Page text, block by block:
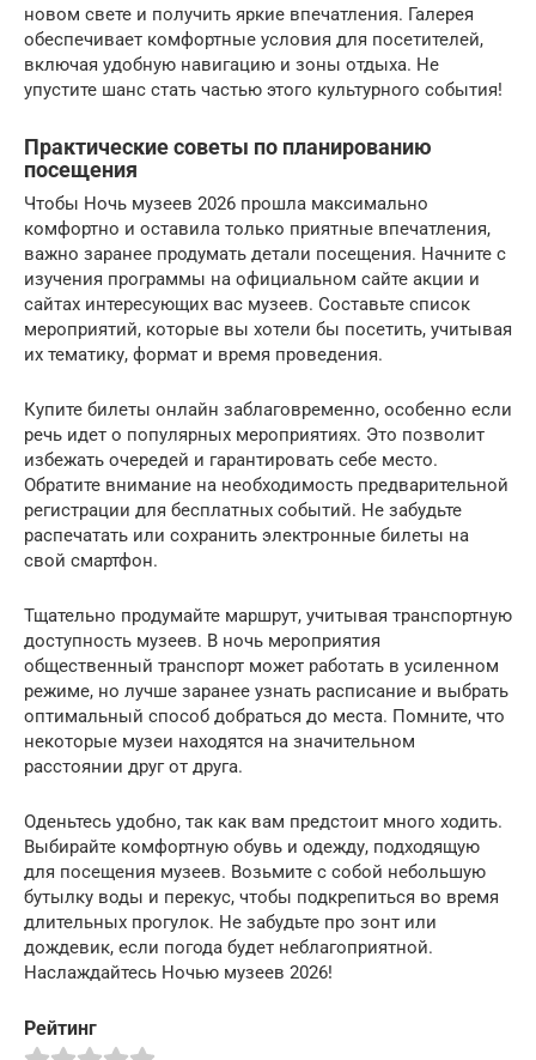
новом свете и получить яркие впечатления. Галерея
обеспечивает комфортные условия для посетителей,
включая удобную навигацию и зоны отдыха. Не
упустите шанс стать частью этого культурного события!
Практические советы по планированию
посещения
Чтобы Ночь музеев 2026 прошла максимально
комфортно и оставила только приятные впечатления,
важно заранее продумать детали посещения. Начните с
изучения программы на официальном сайте акции и
сайтах интересующих вас музеев. Составьте список
мероприятий, которые вы хотели бы посетить, учитывая
их тематику, формат и время проведения.
Купите билеты онлайн заблаговременно, особенно если
речь идет о популярных мероприятиях. Это позволит
избежать очередей и гарантировать себе место.
Обратите внимание на необходимость предварительной
регистрации для бесплатных событий. Не забудьте
распечатать или сохранить электронные билеты на
свой смартфон.
Тщательно продумайте маршрут, учитывая транспортную
доступность музеев. В ночь мероприятия
общественный транспорт может работать в усиленном
режиме, но лучше заранее узнать расписание и выбрать
оптимальный способ добраться до места. Помните, что
некоторые музеи находятся на значительном
расстоянии друг от друга.
Оденьтесь удобно, так как вам предстоит много ходить.
Выбирайте комфортную обувь и одежду, подходящую
для посещения музеев. Возьмите с собой небольшую
бутылку воды и перекус, чтобы подкрепиться во время
длительных прогулок. Не забудьте про зонт или
дождевик, если погода будет неблагоприятной.
Наслаждайтесь Ночью музеев 2026!
Рейтинг